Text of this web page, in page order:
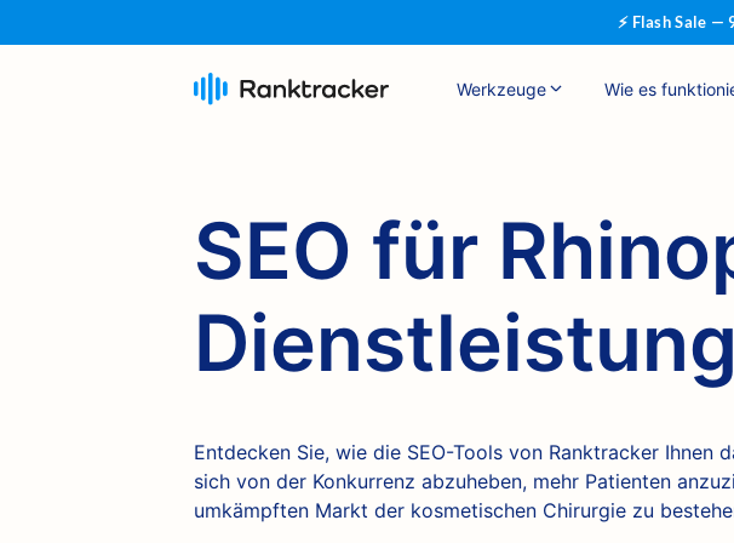
⚡ Flash Sale
Werkzeuge Wie es
SEO für
Entdecken Sie, wie die SEO-Tools von Ranktracker Ihnen
sich von der Konkurrenz abzuheben, mehr Patienten
umkämpften Markt der kosmetischen Chirurgie zu